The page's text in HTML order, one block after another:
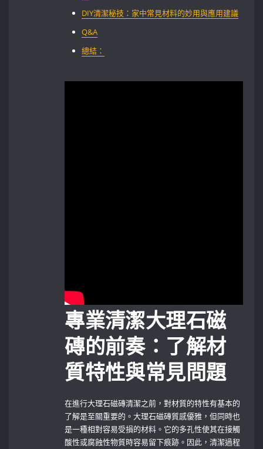
DIY清潔秘技：家中常見材料的妙用與應用建議
Q&A
總結：
專業清潔大理石磁
磚的前奏：了解材
質特性與常見問題
在進行大理石磁磚清潔之前，對材質的特性有基本的
了解是至關重要的。大理石磁磚質感優雅，但同時也
是一種相對容易受損的材料。它的多孔性使其在接觸
酸性或腐蝕性物質時容易留下痕跡。因此，清潔過程